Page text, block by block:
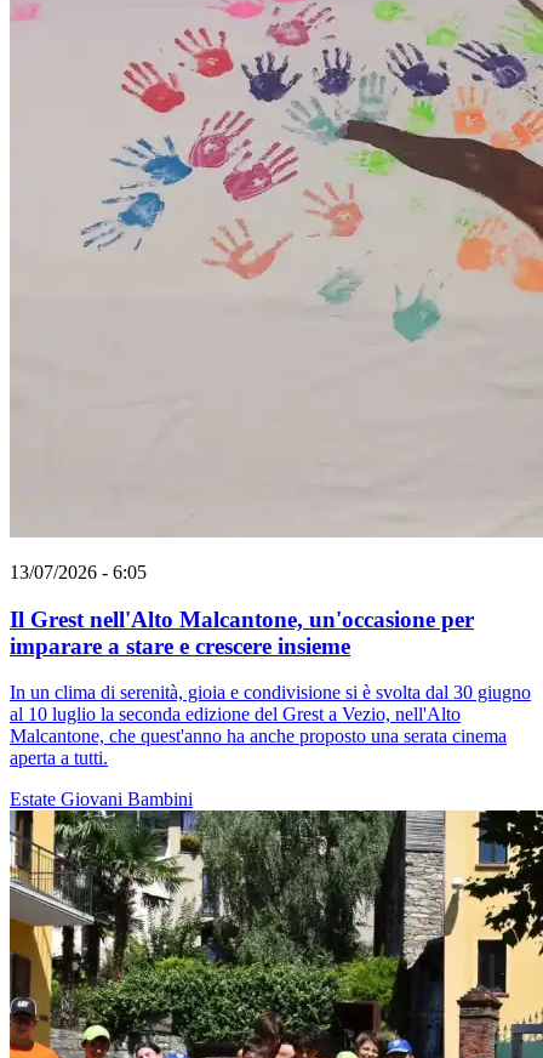
13/07/2026 - 6:05
Il Grest nell'Alto Malcantone, un'occasione per
imparare a stare e crescere insieme
In un clima di serenità, gioia e condivisione si è svolta dal 30 giugno
al 10 luglio la seconda edizione del Grest a Vezio, nell'Alto
Malcantone, che quest'anno ha anche proposto una serata cinema
aperta a tutti.
Estate Giovani Bambini